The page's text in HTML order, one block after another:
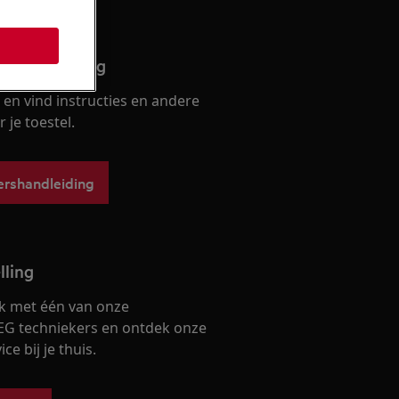
vind instructies en andere
je toestel.
met één van onze
techniekers en ontdek onze
bij je thuis.